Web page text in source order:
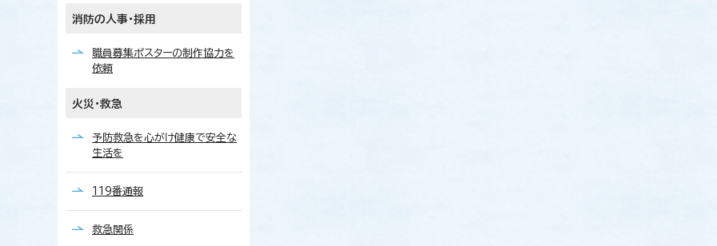
消防の人事・採用
職員募集ポスターの制作協力を
依頼
火災・救急
予防救急を心がけ健康で安全な
生活を
119番通報
救急関係